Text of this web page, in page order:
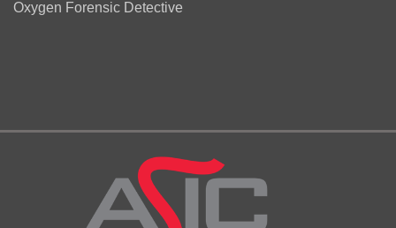
Oxygen Forensic Detective